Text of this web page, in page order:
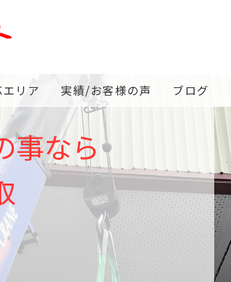
リア 実績/お客様の声 ブログ
事なら